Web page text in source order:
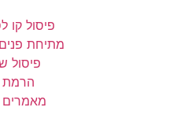
פיסול קו
מתיחת
פיסול
הרמת
מאמרים